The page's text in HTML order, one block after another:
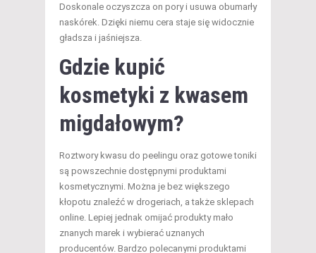
Doskonale oczyszcza on pory i usuwa obumarły
naskórek. Dzięki niemu cera staje się widocznie
gładsza i jaśniejsza.
Gdzie kupić
kosmetyki z kwasem
migdałowym?
Roztwory kwasu do peelingu oraz gotowe toniki
są powszechnie dostępnymi produktami
kosmetycznymi. Można je bez większego
kłopotu znaleźć w drogeriach, a także sklepach
online. Lepiej jednak omijać produkty mało
znanych marek i wybierać uznanych
producentów. Bardzo polecanymi produktami